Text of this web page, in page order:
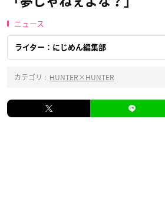
ニュース
ライター：にじめん編集部
カテゴリ : HUNTER×HUNTER